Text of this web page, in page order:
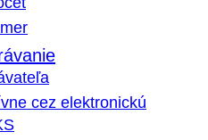
cez elektronickú